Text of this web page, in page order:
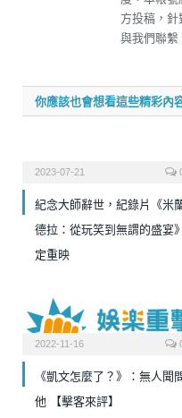
方投稿，
與我們聯繫
你應該也會想看這些精彩內
2023-07-21
紀念大師辭世，紀錄片《米
德拉：從玩笑到無謂的盛宴
定重映
2022-11-16
《凱文怎麼了？》：無人聞
他 【擊客來評】